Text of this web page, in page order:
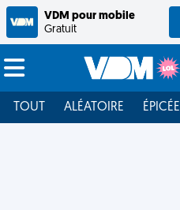
VDM pour mobile
Gratuit
TOUT ALÉATOIRE ÉPICÉE